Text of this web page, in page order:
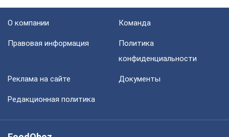
О компании Команда
Правовая информация
Политика
конфиденциальности
Реклама на сайте Документы
Редакционная политика